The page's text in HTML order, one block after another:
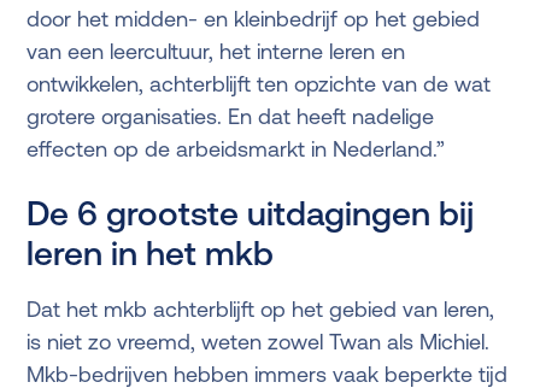
door het midden- en kleinbedrijf op het gebied
van een leercultuur, het interne leren en
ontwikkelen, achterblijft ten opzichte van de wat
grotere organisaties. En dat heeft nadelige
effecten op de arbeidsmarkt in Nederland.”
De 6 grootste uitdagingen bij
leren in het mkb
Dat het mkb achterblijft op het gebied van leren,
is niet zo vreemd, weten zowel Twan als Michiel.
Mkb-bedrijven hebben immers vaak beperkte tijd